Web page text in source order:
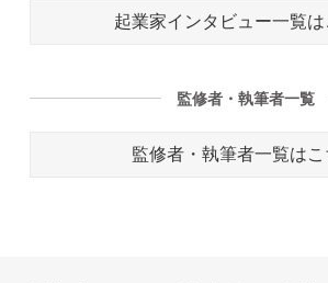
起業家インタビュー一覧は
監修者・執筆者一覧
監修者・執筆者一覧はこ